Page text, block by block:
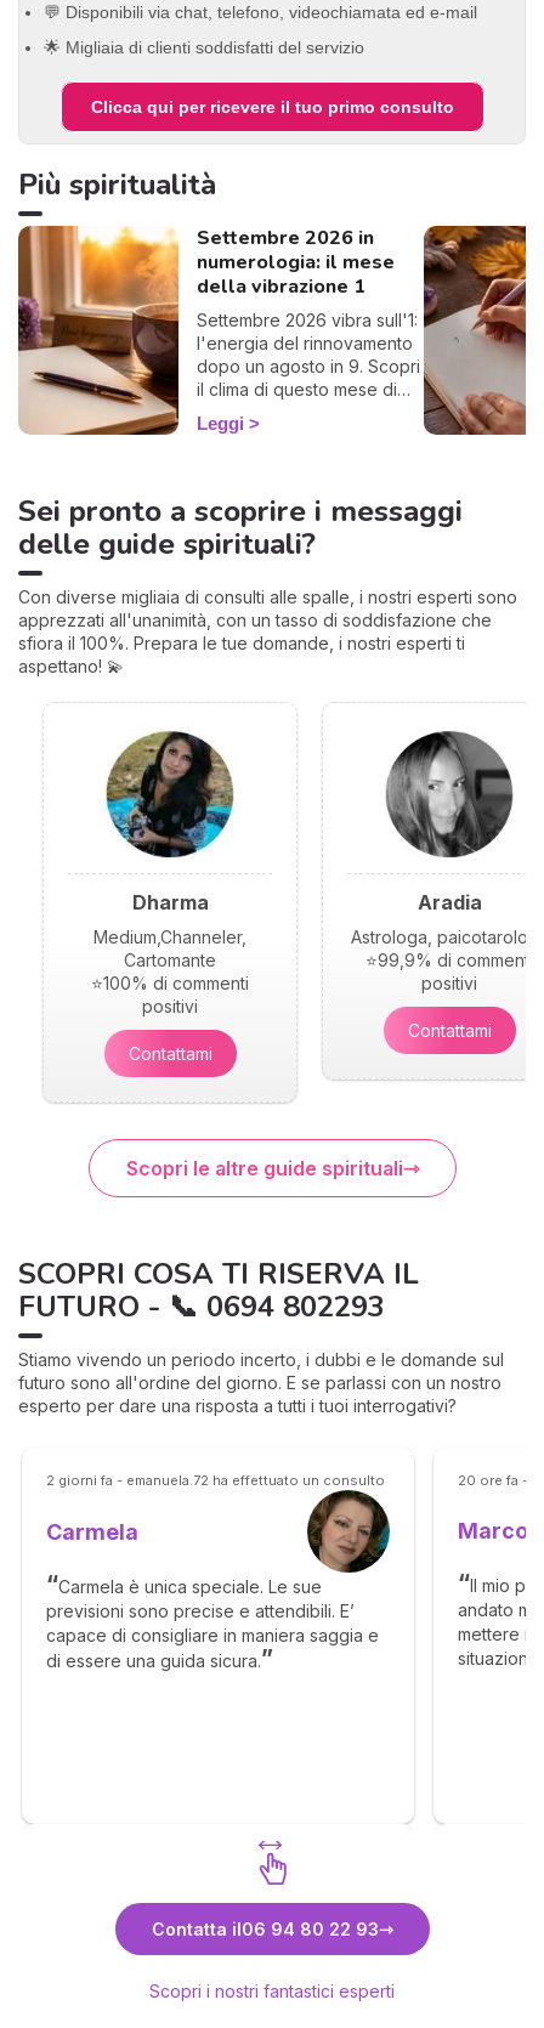
💬 Disponibili via chat, telefono, videochiamata ed e-mail
🌟 Migliaia di clienti soddisfatti del servizio
Clicca qui per ricevere il tuo primo consulto
Più spiritualità
Settembre 2026 in
numerologia: il mese
della vibrazione 1
Settembre 2026 vibra sull'1:
l'energia del rinnovamento
dopo un agosto in 9. Scopri
il clima di questo mese di
rientro e come
approfittarne. 🌱
Leggi
Sei pronto a scoprire i messaggi
delle guide spirituali?
Con diverse migliaia di consulti alle spalle, i nostri esperti sono
apprezzati all'unanimità, con un tasso di soddisfazione che
sfiora il 100%. Prepara le tue domande, i nostri esperti ti
aspettano! 💫
Dharma
Medium,Channeler,
Cartomante
⭐100% di commenti
positivi
Contattami
Aradia
Astrologa,
⭐99,9% di commenti
positivi
Contattami
Scopri le altre guide spirituali
SCOPRI COSA TI RISERVA IL
FUTURO - 📞 0694 802293
Stiamo vivendo un periodo incerto, i dubbi e le domande sul
futuro sono all'ordine del giorno. E se parlassi con un nostro
esperto per dare una risposta a tutti i tuoi interrogativi?
2 giorni fa - emanuela.72 ha effettuato un consulto
Carmela
Carmela è unica speciale. Le sue
previsioni sono precise e attendibili. E’
capace di consigliare in maniera saggia e
di essere una guida sicura.
20 ore fa -
Marco
Il mio
andato
mettere in
Contatta il06 94 80 22 93
Scopri i nostri fantastici esperti